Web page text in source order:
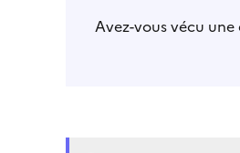
Avez-vous vécu